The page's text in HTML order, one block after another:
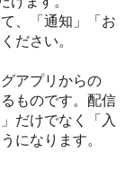
、「通知」「お
ださい。
アプリからの
ものです。配信
だけでなく「入
になります。